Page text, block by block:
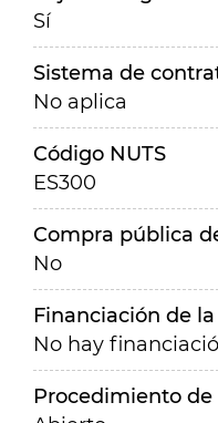
Sí
Sistema de
No aplica
Código NUTS
ES300
Compra pública
No
Financiación de
No hay
Procedimiento